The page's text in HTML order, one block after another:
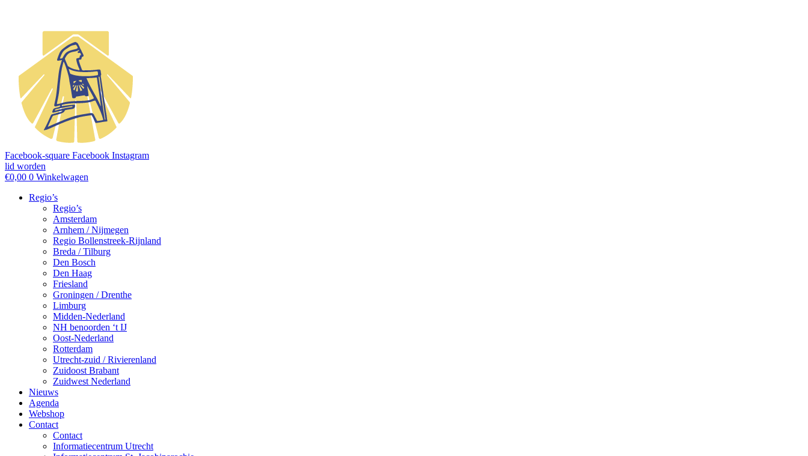
Facebook-square Facebook Instagram
lid worden
€0,00 0 Winkelwagen
Regio’s
Regio’s
Amsterdam
Arnhem / Nijmegen
Regio Bollenstreek-Rijnland
Breda / Tilburg
Den Bosch
Den Haag
Friesland
Groningen / Drenthe
Limburg
Midden-Nederland
NH benoorden ‘t IJ
Oost-Nederland
Rotterdam
Utrecht-zuid / Rivierenland
Zuidoost Brabant
Zuidwest Nederland
Nieuws
Agenda
Webshop
Contact
Contact
Informatiecentrum Utrecht